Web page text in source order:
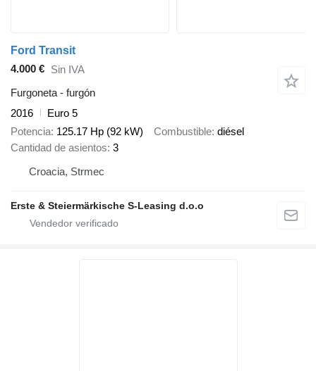
Ford Transit
4.000 € Sin IVA
Furgoneta - furgón
2016
Euro 5
Potencia 125.17 Hp (92 kW) Combustible diésel
Cantidad de asientos 3
Croacia, Strmec
Erste & Steiermärkische S-Leasing d.o.o